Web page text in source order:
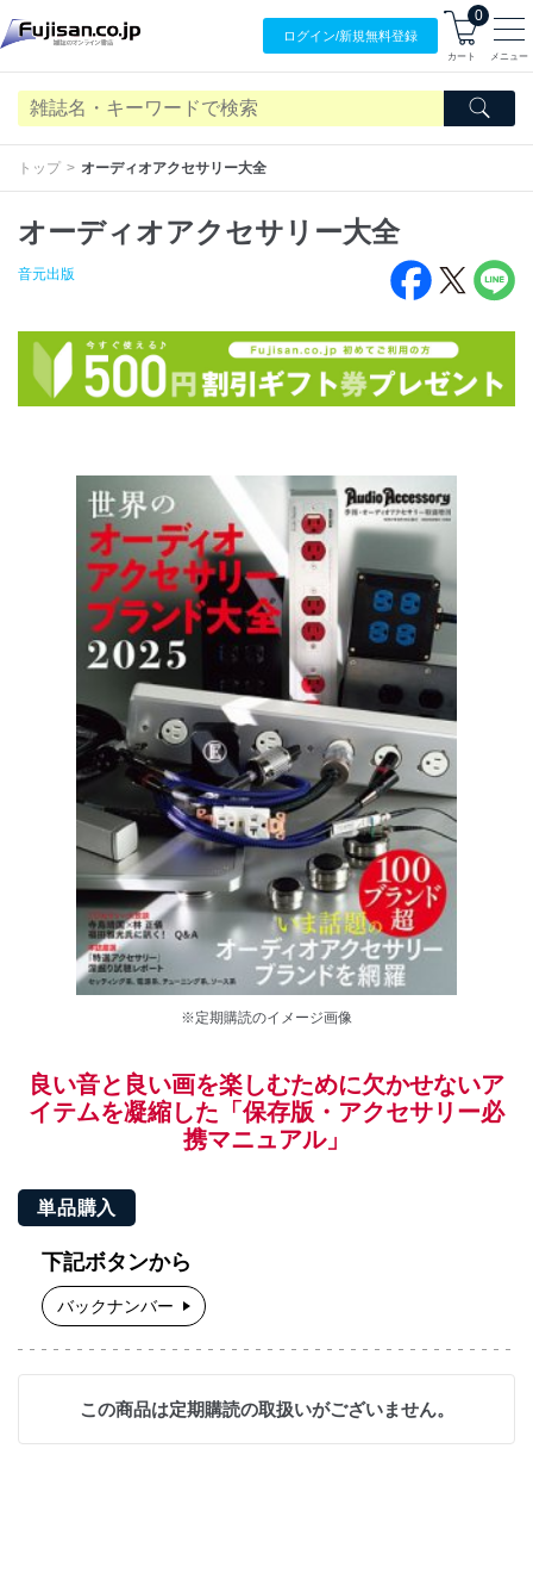
ログイン/新規無料登録
0
カート メニュー
トップ オーディオアクセサリー大全
オーディオアクセサリー大全
音元出版
※定期購読のイメージ画像
良い音と良い画を楽しむために欠かせないア
イテムを凝縮した「保存版・アクセサリー必
携マニュアル」
単品購入
下記ボタンから
バックナンバー
この商品は定期購読の取扱いがございません。